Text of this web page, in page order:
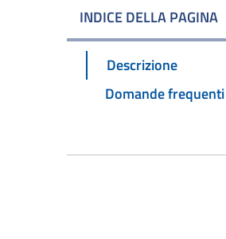
INDICE DELLA PAGINA
Descrizione
Domande frequenti